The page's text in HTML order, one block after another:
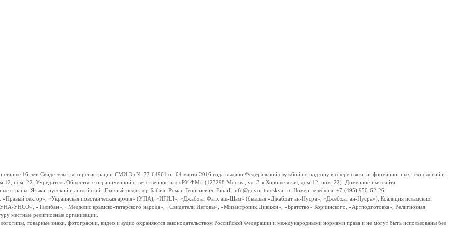
16 лет. Свидетельство о регистрации СМИ Эл № 77-64961 от 04 марта 2016 года выдано Федеральной службой по надзору в сфере связи, информационных технологий и
пом. 22. Учредитель Общество с ограниченной ответственностью «РУ ФМ» (123298 Москва, ул. 3-я Хорошевская, дом 12, пом. 22). Доменное имя сайта
страны. Языки: русский и английский. Главный редактор Бабаян Роман Георгиевич. Email: info@govoritmoskva.ru. Номер телефона: +7 (495) 950-62-26
«Правый сектор», «Украинская повстанческая армия» (УПА), «ИГИЛ», «Джабхат Фатх аш-Шам» (бывшая «Джабхат ан-Нусра», «Джебхат ан-Нусра»), Коалиция исламских
УНСО», «Талибан», «Меджлис крымско-татарского народа», «Свидетели Иеговы», «Мизантропик Дивижн», «Братство» Корчинского, «Артподготовка», Религиозная
местные религиозные организации.
товарные знаки, фотографии, видео и аудио охраняются законодательством Российской Федерации и международными нормами права и не могут быть использованы без